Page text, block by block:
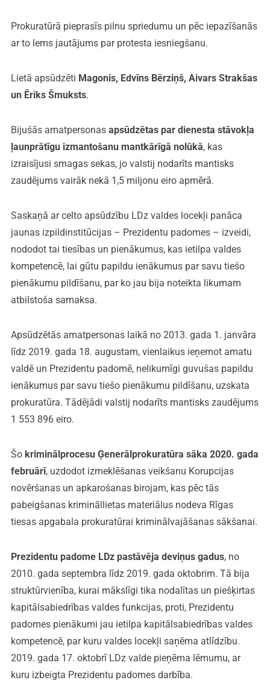
Prokuratūrā pieprasīs pilnu spriedumu un pēc iepazīšanās
ar to lems jautājums par protesta iesniegšanu.
Lietā apsūdzēti Magonis, Edvīns Bērziņš, Aivars Strakšas
un Ēriks Šmuksts.
Bijušās amatpersonas apsūdzētas par dienesta stāvokļa
ļaunprātīgu izmantošanu mantkārīgā nolūkā, kas
izraisījusi smagas sekas, jo valstij nodarīts mantisks
zaudējums vairāk nekā 1,5 miljonu eiro apmērā.
Saskaņā ar celto apsūdzību LDz valdes locekļi panāca
jaunas izpildinstitūcijas – Prezidentu padomes – izveidi,
nododot tai tiesības un pienākumus, kas ietilpa valdes
kompetencē, lai gūtu papildu ienākumus par savu tiešo
pienākumu pildīšanu, par ko jau bija noteikta likumam
atbilstoša samaksa.
Apsūdzētās amatpersonas laikā no 2013. gada 1. janvāra
līdz 2019. gada 18. augustam, vienlaikus ieņemot amatu
valdē un Prezidentu padomē, nelikumīgi guvušas papildu
ienākumus par savu tiešo pienākumu pildīšanu, uzskata
prokuratūra. Tādējādi valstij nodarīts mantisks zaudējums
1 553 896 eiro.
Šo kriminālprocesu Ģenerālprokuratūra sāka 2020. gada
februārī, uzdodot izmeklēšanas veikšanu Korupcijas
novēršanas un apkarošanas birojam, kas pēc tās
pabeigšanas krimināllietas materiālus nodeva Rīgas
tiesas apgabala prokuratūrai kriminālvajāšanas sākšanai.
Prezidentu padome LDz pastāvēja deviņus gadus, no
2010. gada septembra līdz 2019. gada oktobrim. Tā bija
struktūrvienība, kurai mākslīgi tika nodalītas un piešķirtas
kapitālsabiedrības valdes funkcijas, proti, Prezidentu
padomes pienākumi jau ietilpa kapitālsabiedrības valdes
kompetencē, par kuru valdes locekļi saņēma atlīdzību.
2019. gada 17. oktobrī LDz valde pieņēma lēmumu, ar
kuru izbeigta Prezidentu padomes darbība.